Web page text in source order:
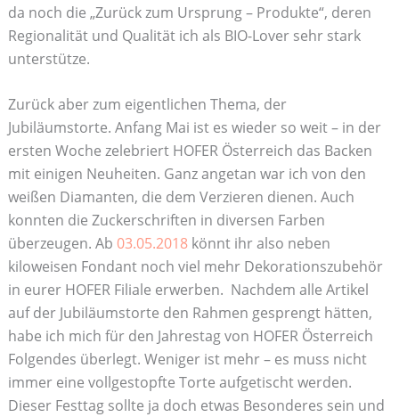
da noch die „Zurück zum Ursprung – Produkte“, deren
Regionalität und Qualität ich als BIO-Lover sehr stark
unterstütze.
Zurück aber zum eigentlichen Thema, der
Jubiläumstorte. Anfang Mai ist es wieder so weit – in der
ersten Woche zelebriert HOFER Österreich das Backen
mit einigen Neuheiten. Ganz angetan war ich von den
weißen Diamanten, die dem Verzieren dienen. Auch
konnten die Zuckerschriften in diversen Farben
überzeugen. Ab 03.05.2018könnt ihr also neben
kiloweisen Fondant noch viel mehr Dekorationszubehör
in eurer HOFER Filiale erwerben. Nachdem alle Artikel
auf der Jubiläumstorte den Rahmen gesprengt hätten,
habe ich mich für den Jahrestag von HOFER Österreich
Folgendes überlegt. Weniger ist mehr – es muss nicht
immer eine vollgestopfte Torte aufgetischt werden.
Dieser Festtag sollte ja doch etwas Besonderes sein und